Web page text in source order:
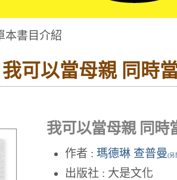
本書目介紹
可以當母親 同時
我可以當母親 同時
作者 : 瑪德琳 查普曼(另
出版社 : 大是文化